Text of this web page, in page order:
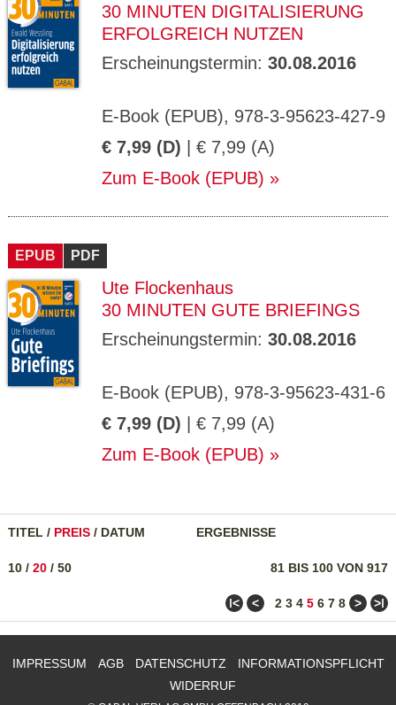
30 MINUTEN DIGITALISIERUNG
ERFOLGREICH NUTZEN
Erscheinungstermin: 30.08.2016
E-Book (EPUB), 978-3-95623-427-9
€ 7,99 (D) | € 7,99 (A)
Zum E-Book (EPUB)
EPUB PDF
Ute Flockenhaus
30 MINUTEN GUTE BRIEFINGS
Erscheinungstermin: 30.08.2016
E-Book (EPUB), 978-3-95623-431-6
€ 7,99 (D) | € 7,99 (A)
Zum E-Book (EPUB)
TITEL / PREIS / DATUM ERGEBNISSE
81 BIS 100 VON 917
10 / 20 / 50
ǀ< < 2 3 4 5 6 7 8 > >ǀ
IMPRESSUM AGB DATENSCHUTZ
INFORMATIONSPFLICHT
WIDERRUF